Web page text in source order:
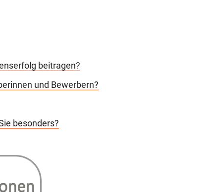
beitragen?
und Bewerbern?
besonders?